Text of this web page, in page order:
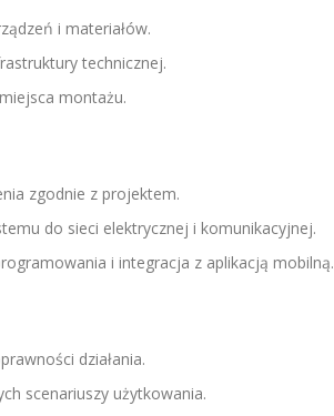
i materiałów.
technicznej.
montażu.
zgodnie z projektem.
do sieci elektrycznej i komunikacyjnej.
i integracja z aplikacją mobilną.
działania.
scenariuszy użytkowania.